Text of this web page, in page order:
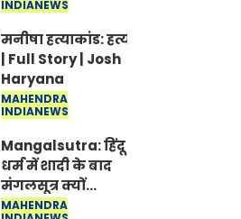
Jantar-Mantar |
CJP protest
INDIANEWS
मनीषा हत्याकांड: हत्या, आत्महत्या या
| Full Story | Josh
Haryana
MAHENDRA
INDIANEWS
Mangalsutra: हिंदू
धर्म में शादी के बाद
मंगलसूत्र क्यों
पहनती है महिलाएं,
MAHENDRA